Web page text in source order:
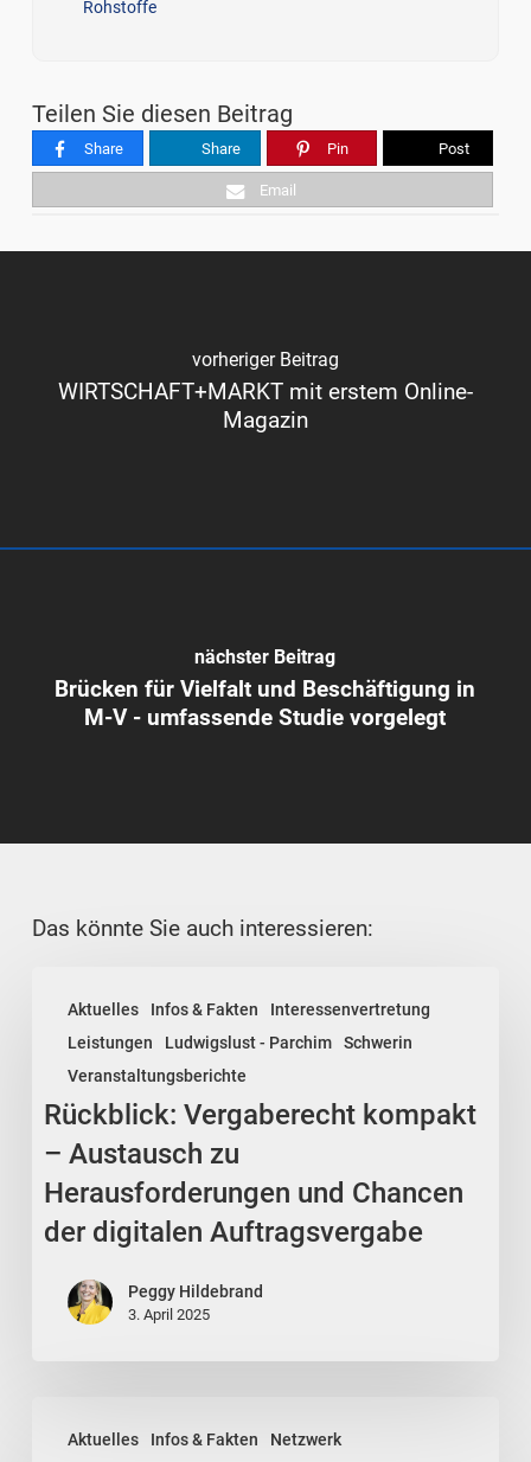
Rohstoffe
Teilen Sie diesen Beitrag
Share Share Pin Post
Email
vorheriger Beitrag
WIRTSCHAFT+MARKT mit erstem Online-
Magazin
nächster Beitrag
Brücken für Vielfalt und Beschäftigung in
M-V - umfassende Studie vorgelegt
Das könnte Sie auch interessieren:
Aktuelles Infos & Fakten
Interessenvertretung
Leistungen
Ludwigslust - Parchim
Schwerin
Veranstaltungsberichte
Vergaberecht
kompakt
Austausch
zu
Herausforderungen
und
Chancen
digitalen
Rückblick: Vergaberecht kompakt
– Austausch zu
Herausforderungen und Chancen
der digitalen Auftragsvergabe
Peggy Hildebrand
3. April 2025
Aktuelles Infos & Fakten
Netzwerk
gewinnen: